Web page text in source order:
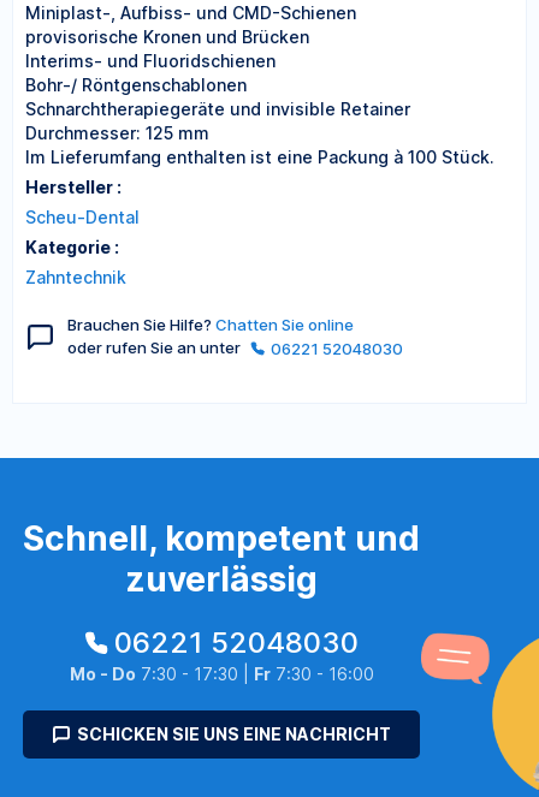
Miniplast-, Aufbiss- und CMD-Schienen
provisorische Kronen und Brücken
Interims- und Fluoridschienen
Bohr-/ Röntgenschablonen
Schnarchtherapiegeräte und invisible Retainer
Durchmesser: 125 mm
Im Lieferumfang enthalten ist eine Packung à 100 Stück.
Hersteller :
Scheu-Dental
Kategorie :
Zahntechnik
Brauchen Sie Hilfe? Chatten Sie online
oder rufen Sie an unter
06221 52048030
Schnell, kompetent und
zuverlässig
06221 52048030
Mo - Do 7:30 - 17:30 | Fr7:30 - 16:00
SCHICKEN SIE UNS EINE NACHRICHT